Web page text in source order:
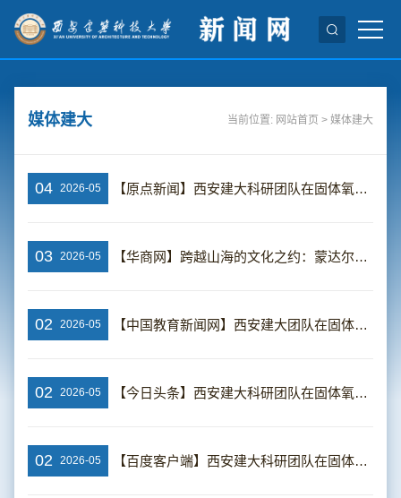
媒体建大 当前位置: 网站首页 >媒体建大
04 2026-05 【原点新闻】西安建大科研团队在固体氧化物电解池运行动态安全评估领域取得新进展
03 2026-05 【华商网】跨越山海的文化之约：蒙达尔纪法中友好协会师生代表团“汉语桥”来华交流
02 2026-05 【中国教育新闻网】西安建大团队在固体氧化物电解池运行动态安全评估领域取得新进展
02 2026-05 【今日头条】西安建大科研团队在固体氧化物电解池运行动态安全评估领域取得新进展
02 2026-05 【百度客户端】西安建大科研团队在固体氧化物电解池运行动态安全评估领域取得新进展